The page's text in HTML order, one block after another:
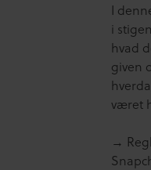
I
i
hvad
given
været
→